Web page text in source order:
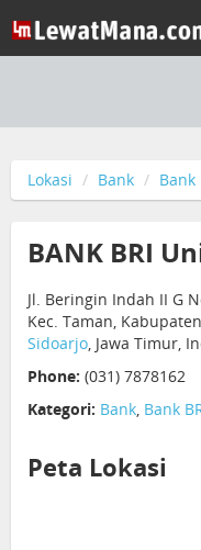
Lokasi Bank Bank
BANK BRI
Jl. Beringin Indah II G
Kec. Taman,
Sidoarjo, Jawa Timur,
Phone: (031) 7878162
Kategori: Bank, Bank
Peta Lokasi